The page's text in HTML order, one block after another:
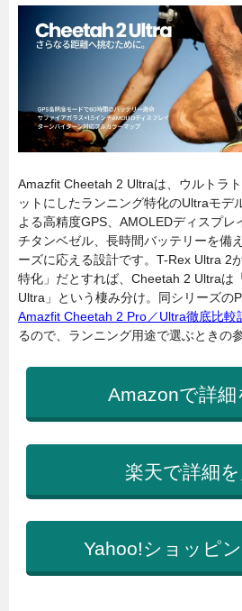
Amazfit Cheetah 2 Ultraは、ウルトラ
ットにしたランニング特化のUltraモデ
よる高精度GPS、AMOLEDディスプレ
チタンベゼル、長時間バッテリーを備
ーズに応える設計です。T-Rex Ultra 2
特化」だとすれば、Cheetah 2 Ultraは
Ultra」という棲み分け。同シリーズの
Amazfit Cheetah 2 Pro／Ultra徹底比較
るので、ランニング用途で選ぶときの
Amazonで詳細
楽天で詳細
Yahoo!ショッピ